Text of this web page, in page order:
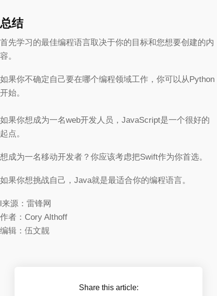
总结
首先学习的最佳编程语言取决于你的目标和您想要创建的内
容。
如果你不确定自己要在哪个编程领域工作，你可以从Python
开始。
如果你想成为一名web开发人员，JavaScript是一个很好的
起点。
想成为一名移动开发者？你应该考虑把Swift作为你首选。
如果你想挑战自己，Java就是最适合你的编程语言。
l来源：雷锋网
作者：Cory Althoff
编辑：伍文靓
Share this article: